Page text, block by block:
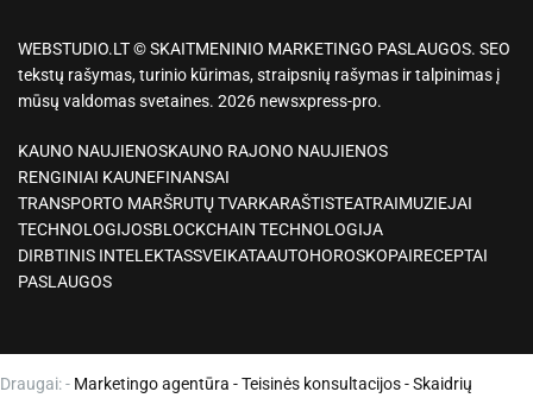
WEBSTUDIO.LT © SKAITMENINIO MARKETINGO PASLAUGOS. SEO
tekstų rašymas, turinio kūrimas, straipsnių rašymas ir talpinimas į
mūsų valdomas svetaines. 2026 newsxpress-pro.
KAUNO NAUJIENOSKAUNO RAJONO NAUJIENOS
RENGINIAI KAUNEFINANSAI
TRANSPORTO MARŠRUTŲ TVARKARAŠTISTEATRAIMUZIEJAI
TECHNOLOGIJOSBLOCKCHAIN TECHNOLOGIJA
DIRBTINIS INTELEKTASSVEIKATAAUTOHOROSKOPAIRECEPTAI
PASLAUGOS
Draugai: - Marketingo agentūra -Teisinės konsultacijos-Skaidrių